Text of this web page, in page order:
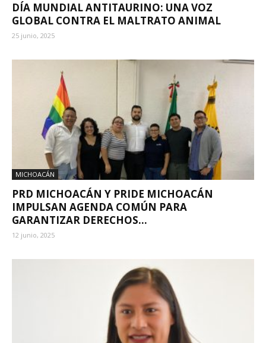
DÍA MUNDIAL ANTITAURINO: UNA VOZ
GLOBAL CONTRA EL MALTRATO ANIMAL
25 junio, 2025
MICHOACÁN
PRD MICHOACÁN Y PRIDE MICHOACÁN
IMPULSAN AGENDA COMÚN PARA
GARANTIZAR DERECHOS...
12 junio, 2025